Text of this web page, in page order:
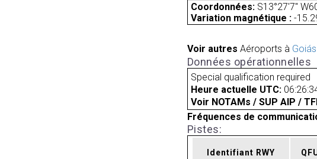
Coordonnées: S13°27'7"
Variation magnétique : -
Voir autres Aéroports à Goiás
Données opérationnelles
Special qualification required
Heure actuelle UTC:
Voir NOTAMs / SUP AIP /
Fréquences de
Pistes:
Identifiant RWY